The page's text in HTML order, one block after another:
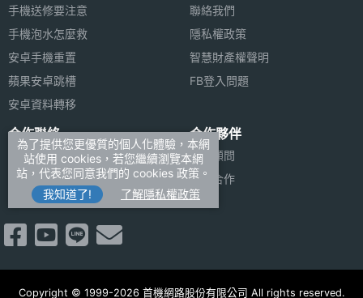
XDR 顯示器
◎ 內建 Apple M4 晶片（16 核心神經網路引擎）
◎ 8GB RAM + 256GB ROM
◎ 前置 1,200 萬畫素鏡頭
◎ 後置 1,200 萬畫素鏡頭
◎ 適應性原彩閃光燈、光學雷達掃描儀
◎ Wi-Fi 6E、藍牙 5.3
◎ Face ID 人臉辨識
◎ 採用 USB Type-C 連接埠 (支援 Thunderbolt 3、
USB 4；速度最高可達 40Gb/s)
◎ 支援第二代 Apple Pencil、Apple Pencil Pro、巧
自動對
焦
主相機
UHD
4K錄影
前相機
畫素
1200 萬畫素
前相機
感光元
件
CMOS
前相機
2.4
手機送修要注意
手機泡水怎麼救
安卓手機重置
蘋果安卓跳槽
安卓資料轉移
聯絡我們
隱私權政策
智慧財產權聲明
FB登入問題
合作聯絡
廣告刊登
加入商店報價
新聞聯絡
合作夥伴
法律顧問
媒體合作
Copyright © 1999-2026 首機網路股份有限公司 All rights reserved.
為了提供您更優質的個人化體驗，本網
站使用 cookies，若您繼續瀏覽本網
站，代表您同意我們的 cookies 政策。
我知道了!
了解隱私權政策